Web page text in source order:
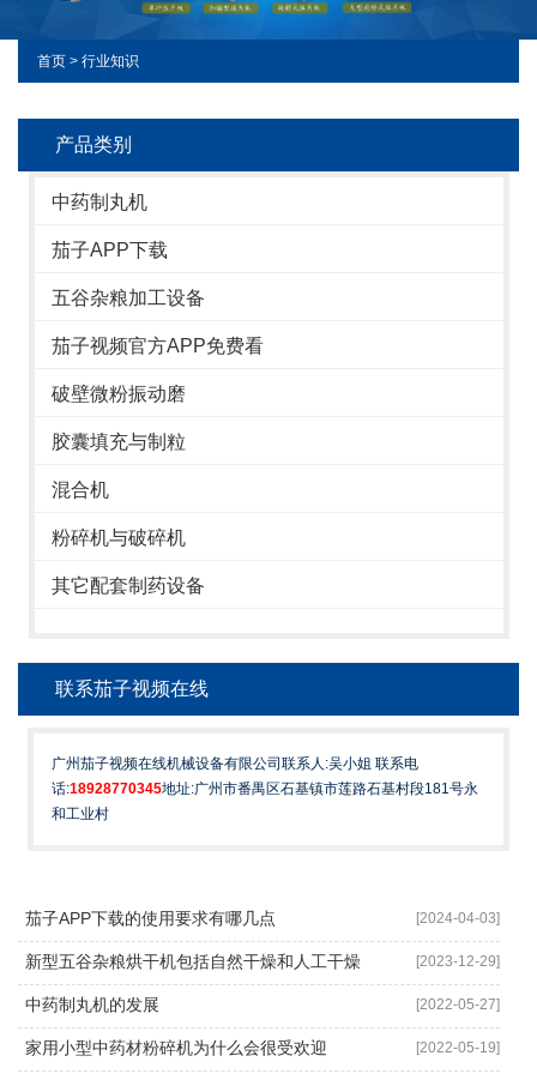
首页 > 行业知识
产品类别
中药制丸机
茄子APP下载
五谷杂粮加工设备
茄子视频官方APP免费看
破壁微粉振动磨
胶囊填充与制粒
混合机
粉碎机与破碎机
其它配套制药设备
联系茄子视频在线
广州茄子视频在线机械设备有限公司联系人:吴小姐 联系电
话:18928770345地址:广州市番禺区石基镇市莲路石基村段181号永
和工业村
茄子APP下载的使用要求有哪几点 [2024-04-03]
新型五谷杂粮烘干机包括自然干燥和人工干燥 [2023-12-29]
中药制丸机的发展 [2022-05-27]
家用小型中药材粉碎机为什么会很受欢迎 [2022-05-19]